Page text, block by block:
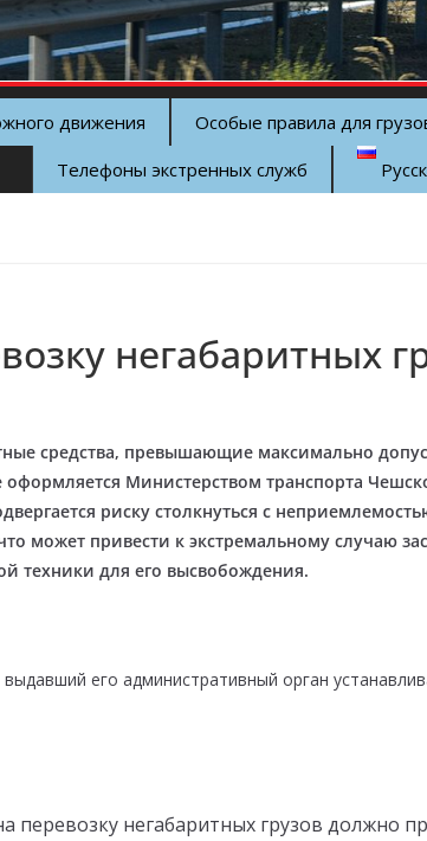
движения Особые правила для
Телефоны экстренных служб
негабаритных
средства, превышающие максимально
оформляется Министерством транспорта
риску столкнуться с
может привести к экстремальному случаю
техники для его высвобождения.
его административный орган
перевозку негабаритных грузов должно